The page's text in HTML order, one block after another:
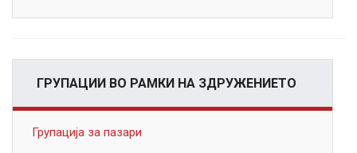
ГРУПАЦИИ ВО РАМКИ НА ЗДРУЖЕНИЕТО
Групација за пазари